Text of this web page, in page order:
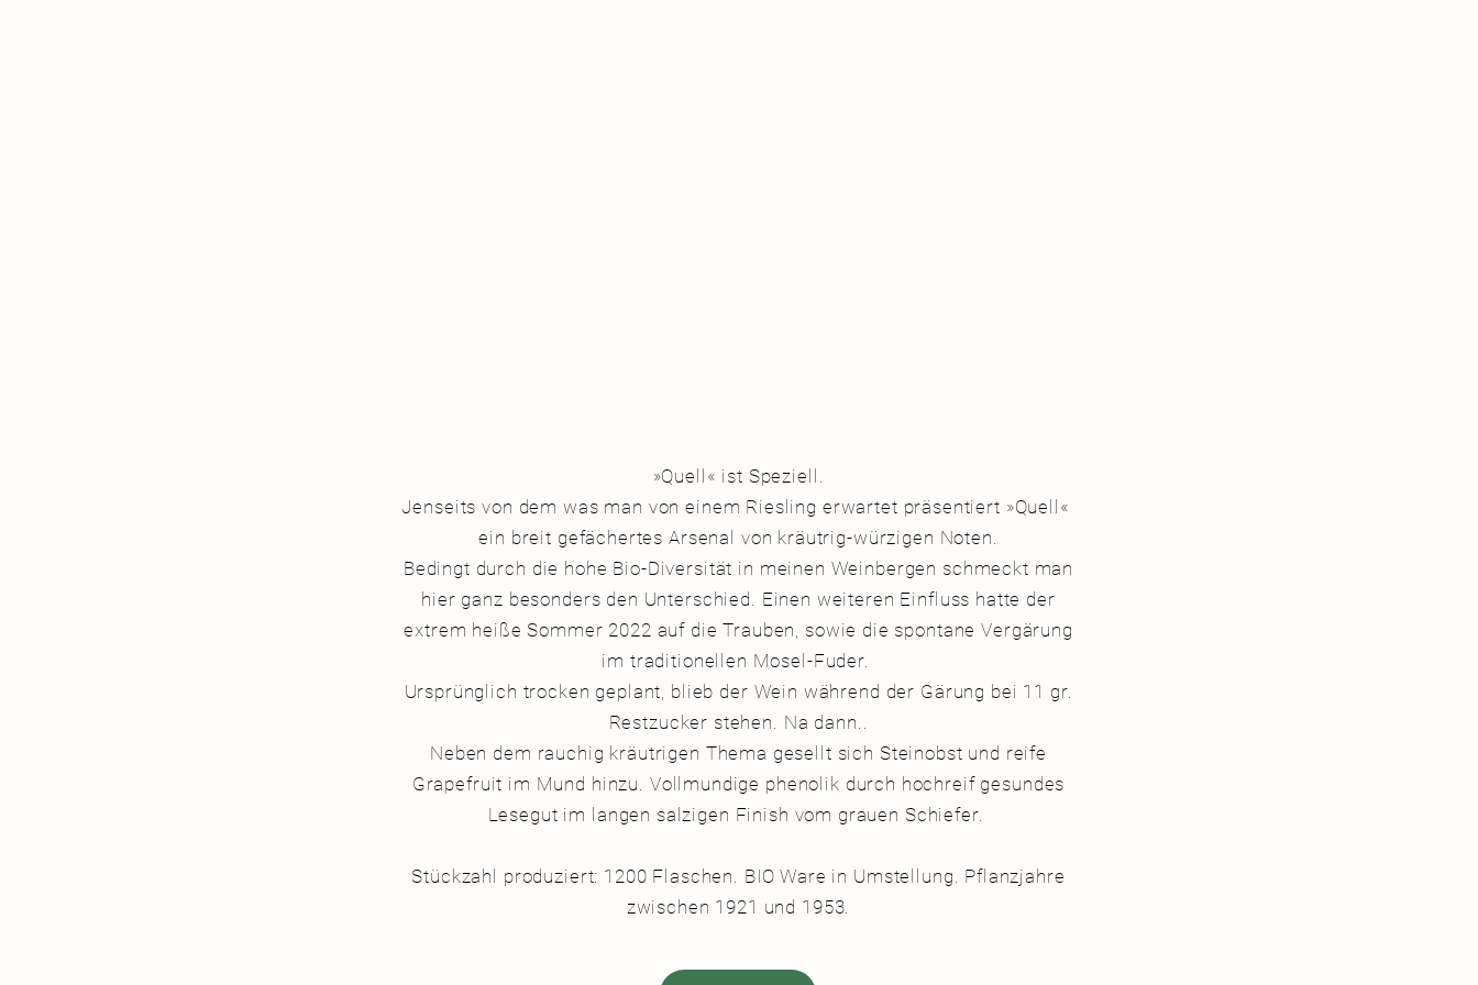
»Quell« ist Speziell.
Jenseits von dem was man von einem Riesling erwartet präsentiert »Quell«
ein breit gefächertes Arsenal von kräutrig-würzigen Noten.
Bedingt durch die hohe Bio-Diversität in meinen Weinbergen schmeckt man
hier ganz besonders den Unterschied. Einen weiteren Einfluss hatte der
extrem heiße Sommer 2022 auf die Trauben, sowie die spontane Vergärung
im traditionellen Mosel-Fuder.
Ursprünglich trocken geplant, blieb der Wein während der Gärung bei 11 gr.
Restzucker stehen. Na dann..
Neben dem rauchig kräutrigen Thema gesellt sich Steinobst und reife
Grapefruit im Mund hinzu. Vollmundige phenolik durch hochreif gesundes
Lesegut im langen salzigen Finish vom grauen Schiefer.
Stückzahl produziert: 1200 Flaschen. BIO Ware in Umstellung. Pflanzjahre
zwischen 1921 und 1953.